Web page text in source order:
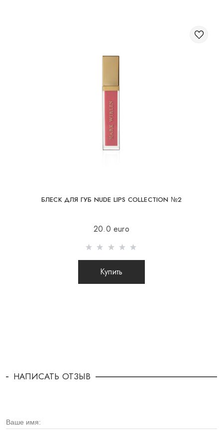
БЛЕСК ДЛЯ ГУБ NUDE LIPS COLLECTION №2
20.0 euro
Купить
НАПИСАТЬ ОТЗЫВ